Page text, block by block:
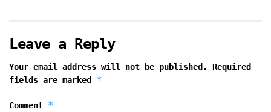
Leave a Reply
Your email address will not be published.
Required
fields are marked *
Comment *